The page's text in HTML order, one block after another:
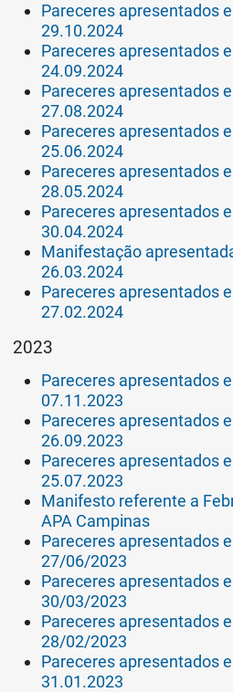
Pareceres apresentados
29.10.2024
Pareceres apresentados
24.09.2024
Pareceres apresentados
27.08.2024
Pareceres apresentados
25.06.2024
Pareceres apresentados
28.05.2024
Pareceres apresentados
30.04.2024
Manifestação
26.03.2024
Pareceres apresentados
27.02.2024
2023
Pareceres apresentados
07.11.2023
Pareceres apresentados
26.09.2023
Pareceres apresentados
25.07.2023
Manifesto referente a
APA Campinas
Pareceres apresentados
27/06/2023
Pareceres apresentados
30/03/2023
Pareceres apresentados
28/02/2023
Pareceres apresentados
31.01.2023